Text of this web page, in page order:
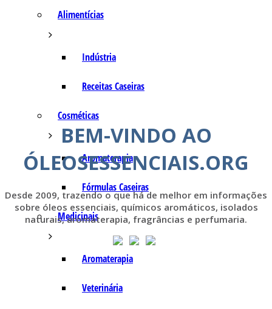
Alimentícias
Indústria
Receitas Caseiras
Cosméticas
Aromaterapia
Fórmulas Caseiras
Medicinais
Aromaterapia
Veterinária
BEM-VINDO AO
ÓLEOSESSENCIAIS.ORG
Desde 2009, trazendo o que há de melhor em informações
sobre óleos essenciais, químicos aromáticos, isolados
naturais, aromaterapia, fragrâncias e perfumaria.